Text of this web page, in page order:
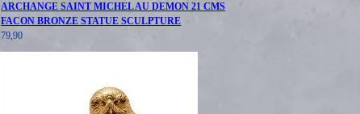
ARCHANGE SAINT MICHEL AU DEMON 21 CMS
FACON BRONZE STATUE SCULPTURE
79,90